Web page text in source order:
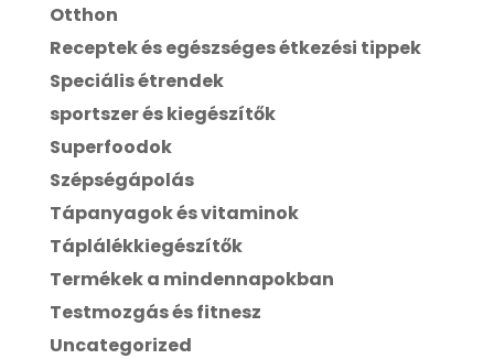
Otthon
Receptek és egészséges étkezési tippek
Speciális étrendek
sportszer és kiegészítők
Superfoodok
Szépségápolás
Tápanyagok és vitaminok
Táplálékkiegészítők
Termékek a mindennapokban
Testmozgás és fitnesz
Uncategorized